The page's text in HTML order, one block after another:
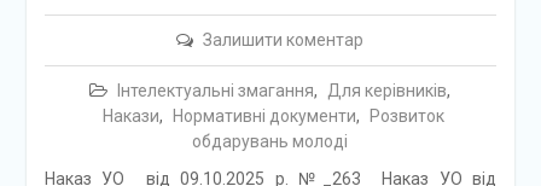
Залишити коментар
Інтелектуальні змагання, Для керівників,
Накази, Нормативні документи,
Розвиток
обдарувань молоді
Наказ УО від 09.10.2025 р. №_263 Наказ УО від